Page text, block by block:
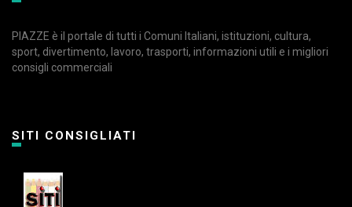
PIAZZE è il portale di tutti i Comuni Italiani, istituzioni, cultura,
sport, divertimento, lavoro, trasporti, informazioni utili e i migliori
consigli commerciali
SITI CONSIGLIATI